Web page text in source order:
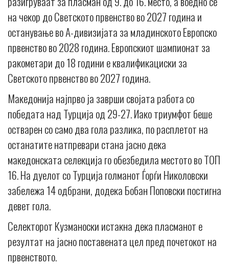
на чекор до Светското првенство во 2027 година и
останување во А-дивизијата за младинското Европско
првенство во 2028 година. Европскиот шампионат за
ракометари до 18 години е квалификациски за
Светското првенство во 2027 година.
Македонија најпрво ја заврши својата работа со
победата над Турција од 29-27. Иако триумфот беше
остварен со само два гола разлика, по расплетот на
останатите натпревари стана јасно дека
македонската селекција го обезбедила местото во ТОП
16. На дуелот со Турција голманот Ѓорѓи Николовски
забележа 14 одбрани, додека Бобан Поповски постигна
девет гола.
Селекторот Кузманоски истакна дека пласманот е
резултат на јасно поставената цел пред почетокот на
првенството.